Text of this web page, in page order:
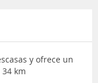
y ofrece un
km